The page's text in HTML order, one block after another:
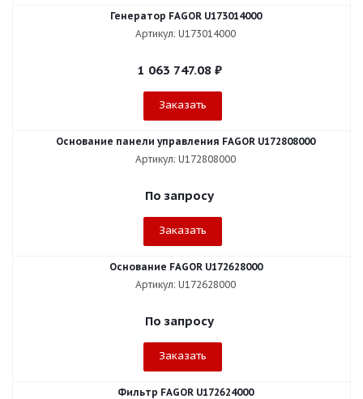
Генератор FAGOR U173014000
Артикул: U173014000
1 063 747.08₽
Заказать
Основание панели управления FAGOR U172808000
Артикул: U172808000
По запросу
Заказать
Основание FAGOR U172628000
Артикул: U172628000
По запросу
Заказать
Фильтр FAGOR U172624000